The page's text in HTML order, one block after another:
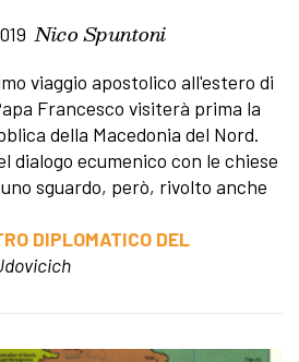
Nico Spuntoni
viaggio apostolico all'estero di
Francesco visiterà prima la
della Macedonia del Nord.
dialogo ecumenico con le chiese
sguardo, però, rivolto anche
DIPLOMATICO DEL